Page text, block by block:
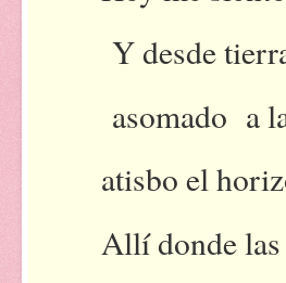
Y desde
asomado a
atisbo el
Allí donde las